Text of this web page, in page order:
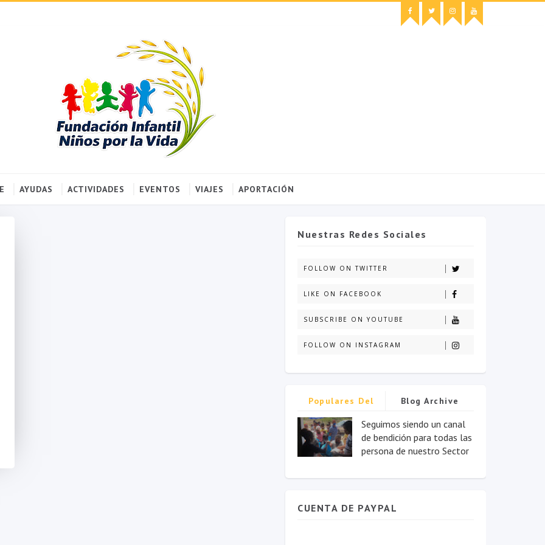
AYUDAS ACTIVIDADES EVENTOS VIAJES APORTACIÓN
Nuestras Redes Sociales
FOLLOW ON TWITTER
LIKE ON FACEBOOK
SUBSCRIBE ON YOUTUBE
FOLLOW ON INSTAGRAM
Populares Del
Mes
Blog Archive
Seguimos siendo un canal
de bendición para todas las
persona de nuestro Sector
CUENTA DE PAYPAL